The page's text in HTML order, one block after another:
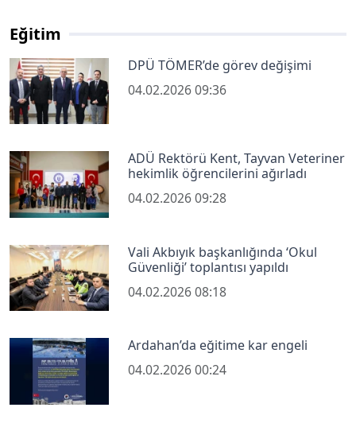
Eğitim
DPÜ TÖMER’de görev değişimi
04.02.2026 09:36
ADÜ Rektörü Kent, Tayvan Veteriner
hekimlik öğrencilerini ağırladı
04.02.2026 09:28
Vali Akbıyık başkanlığında ‘Okul
Güvenliği’ toplantısı yapıldı
04.02.2026 08:18
Ardahan’da eğitime kar engeli
04.02.2026 00:24